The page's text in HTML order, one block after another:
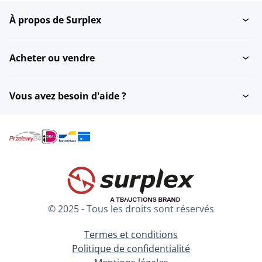
À propos de Surplex
Acheter ou vendre
Vous avez besoin d'aide ?
© 2025 - Tous les droits sont réservés
Termes et conditions
Politique de confidentialité